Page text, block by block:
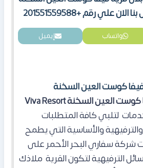
علي رقم +201551559588
واتساب إيميل
كوست العين السخنة
قرية فيفا كوست العين السخنة Viva Resort
لتلبي كافة المتطلبات
والأساسية التي يطمح
شركة سفاري البحر الأحمر على
الترفيهية لتكون القرية ملاذك